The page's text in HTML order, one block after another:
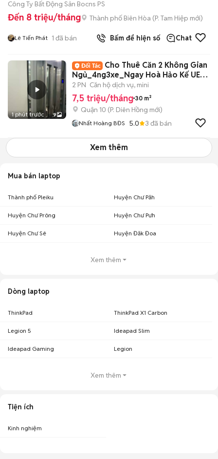
Công Ty Bất Động Sản Bocns PS
Đến 8 triệu/tháng Thành phố Biên Hòa (P. Tam Hiệp mới)
Lê Tiến Phát 1 đã bán Bấm để hiện số Chat
1 phút trước 9
Cho Thuê Căn 2 Không Gian
Ngủ_4ng3xe_Ngay Hoà Hảo Kế UEH
Quận 10
2 PN Căn hộ dịch vụ, mini
7,5 triệu/tháng 30 m²
Quận 10 (P. Diên Hồng mới)
Nhất Hoàng BĐS 5.0 3 đã bán
Xem thêm
Mua bán laptop
Thành phố Pleiku Huyện Chư Păh
Huyện Chư Prông Huyện Chư Pưh
Huyện Chư Sê Huyện Đăk Đoa
Xem thêm
Dòng laptop
ThinkPad ThinkPad X1 Carbon
Legion 5 Ideapad Slim
Ideapad Gaming Legion
Xem thêm
Tiện ích
Kinh nghiệm